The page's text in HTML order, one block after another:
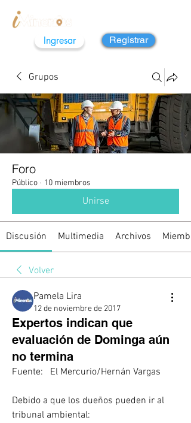
Ingresar Registrar
Grupos
Foro
Público · 10 miembros
Unirse
Discusión Multimedia Archivos
Volver
Pamela Lira
12 de noviembre de 2017
Expertos indican que
evaluación de Dominga aún
no termina
Fuente:   El Mercurio/Hernán Vargas
Debido a que los dueños pueden ir al
tribunal ambiental: